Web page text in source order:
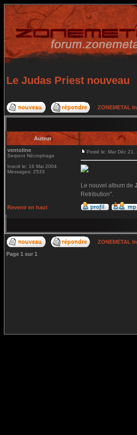
Le Judas Priest nouveau
ZONEMETAL
Auteur
ventoline
Serpent Nécrophage
Inscrit le: 16 Mai 2004
Messages: 2533
Posté le: Mar Déc
Le nouvel album de
Retribution".
Revenir en haut
ZONEMETAL
Page 1 sur 1